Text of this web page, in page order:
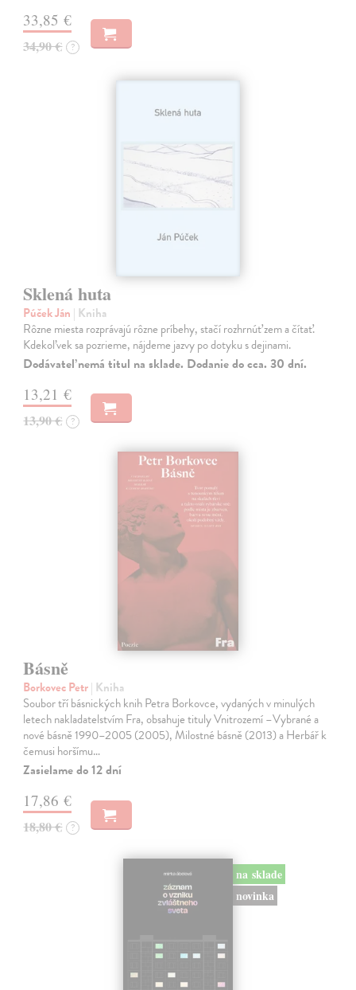
33,85 €
34,90 € ?
Sklená huta
Púček Ján | Kniha
Rôzne miesta rozprávajú rôzne príbehy, stačí rozhrnúť zem a čítať.
Kdekoľvek sa pozrieme, nájdeme jazvy po dotyku s dejinami.
Dodávateľ nemá titul na sklade. Dodanie do cca. 30 dní.
13,21 €
13,90 € ?
Básně
Borkovec Petr| Kniha
Soubor tří básnických knih Petra Borkovce, vydaných v minulých
letech nakladatelstvím Fra, obsahuje tituly Vnitrozemí –Vybrané a
nové básně 1990–2005 (2005), Milostné básně (2013) a Herbář k
čemusi horšímu…
Zasielame do 12 dní
17,86 €
18,80 € ?
na sklade
novinka